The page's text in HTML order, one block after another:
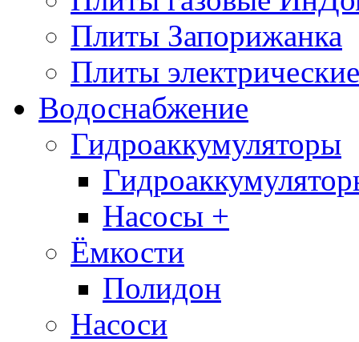
Плиты Запорижанка
Плиты
Водоснабжение
Гидроаккумуляторы
Насосы +
Ёмкости
Полидон
Насоси